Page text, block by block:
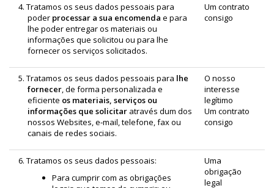
4. Tratamos os seus dados pessoais para
poder processar a sua encomenda e para
lhe poder entregar os materiais ou
informações que solicitou ou para lhe
fornecer os serviços solicitados.
Um contrato
consigo
5. Tratamos os seus dados pessoais para lhe
fornecer, de forma personalizada e
eficiente os materiais, serviços ou
informações que solicitar através dum dos
nossos Websites, e‑mail, telefone, fax ou
canais de redes sociais.
O nosso
interesse
legítimo
Um contrato
consigo
6. Tratamos os seus dados pessoais:
Para cumprir com as obrigações
Uma
obrigação
legal